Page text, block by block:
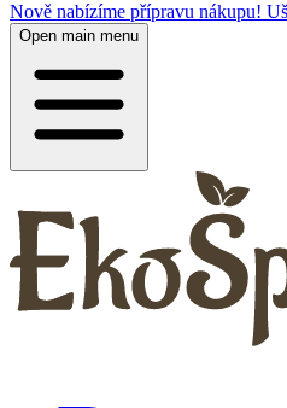
Nově nabízíme přípravu nákupu!
Open main menu